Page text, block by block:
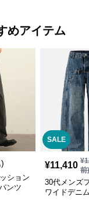
めアイテム
ション
ンツ
SALE
¥11,410 ¥
前)
30代メンズ
ワイドデニ